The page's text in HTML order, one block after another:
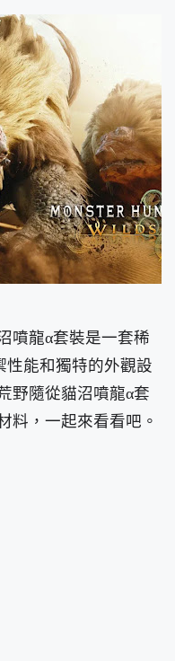
噴龍α套裝是一套稀
能和獨特的外觀設
野隨從貓沼噴龍α套
料，一起來看看吧。